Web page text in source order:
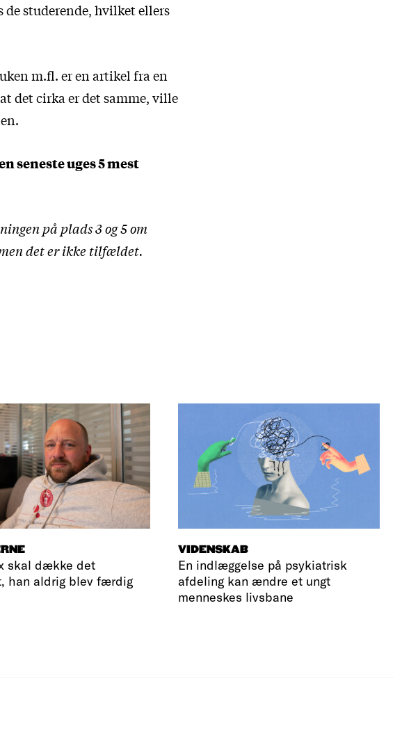
studerende, hvilket ellers
m.fl. er en artikel fra en
det cirka er det samme, ville
seneste uges 5 mest
på plads 3 og 5 om
det er ikke tilfældet.
skal dække det
han aldrig blev færdig
VIDENSKAB
En indlæggelse på psykiatrisk
afdeling kan ændre et ungt
menneskes livsbane